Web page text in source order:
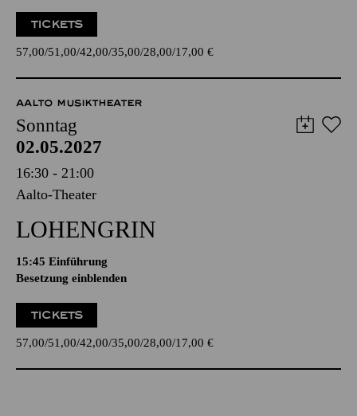
TICKETS
57,00 51,00 42,00 35,00 28,00 17,00 €
AALTO MUSIKTHEATER
Sonntag
02.05.2027
16:30 - 21:00
Aalto-Theater
LOHENGRIN
15:45 Einführung
Besetzung einblenden
TICKETS
57,00 51,00 42,00 35,00 28,00 17,00 €